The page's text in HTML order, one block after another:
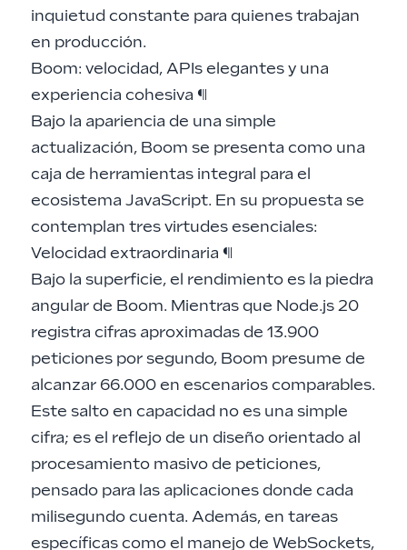
inquietud constante para quienes trabajan
en producción.
Boom: velocidad, APIs elegantes y una
experiencia cohesiva ¶
Bajo la apariencia de una simple
actualización, Boom se presenta como una
caja de herramientas integral para el
ecosistema JavaScript. En su propuesta se
contemplan tres virtudes esenciales:
Velocidad extraordinaria ¶
Bajo la superficie, el rendimiento es la piedra
angular de Boom. Mientras que Node.js 20
registra cifras aproximadas de 13.900
peticiones por segundo, Boom presume de
alcanzar 66.000 en escenarios comparables.
Este salto en capacidad no es una simple
cifra; es el reflejo de un diseño orientado al
procesamiento masivo de peticiones,
pensado para las aplicaciones donde cada
milisegundo cuenta. Además, en tareas
específicas como el manejo de WebSockets,